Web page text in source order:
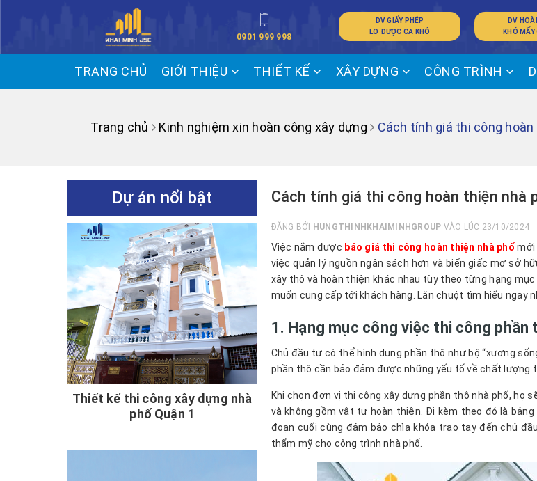
0901 999 998
DV GIẤY PHÉP
LO ĐƯỢC CA KHÓ
DV
KHÓ MẤY
TRANG CHỦ GIỚI THIỆU THIẾT KẾ XÂY DỰNG CÔNG TRÌNH
Trang chủ Kinh nghiệm xin hoàn công xây dựng Cách tính giá thi công
Cách tính giá thi công hoàn thiện
ĐĂNG BỞI HUNGTHINHKHAIMINHGROUP VÀO LÚC 23/10/2024
Việc nắm được báo giá thi công hoàn thiện nhà phố mới
việc quản lý nguồn ngân sách hơn và biến giấc mơ sở
xây thô và hoàn thiện khác nhau tùy theo từng hạng
muốn cung cấp tới khách hàng. Lăn chuột tìm hiểu ngay
1. Hạng mục công việc thi công phần
Chủ đầu tư có thể hình dung phần thô như bộ “xương
phần thô cần bảo đảm được những yếu tố về chất lượng
Khi chọn đơn vị thi công xây dựng phần thô nhà phố, họ
và không gồm vật tư hoàn thiện. Đi kèm theo đó là
đoạn cuối cùng đảm bảo chìa khóa trao tay đến chủ
thẩm mỹ cho công trình nhà phố.
Dự án nổi bật
Thiết kế thi công xây dựng nhà
phố Quận 1